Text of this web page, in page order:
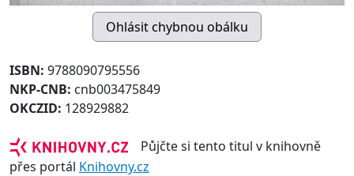
ISBN: 9788090795556
NKP-CNB: cnb003475849
OKCZID: 128929882
Půjčte si tento titul v knihovně
přes portál Knihovny.cz